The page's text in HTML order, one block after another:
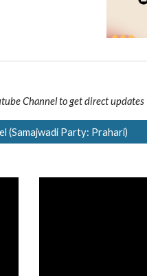
Channel to get direct updates
(Samajwadi Party: Prahari)